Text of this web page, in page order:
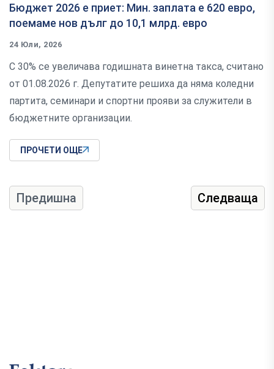
Бюджет 2026 е приет: Мин. заплата е 620 евро,
поемаме нов дълг до 10,1 млрд. евро
24 Юли, 2026
С 30% се увеличава годишната винетна такса, считано
от 01.08.2026 г. Депутатите решиха да няма коледни
партита, семинари и спортни прояви за служители в
бюджетните организации.
ПРОЧЕТИ ОЩЕ
Предишна Следваща